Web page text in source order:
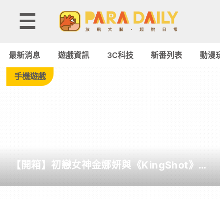
Tag:
線
耳
機
最新消息 遊戲資訊 3C科技 新番列表 動漫
手機遊戲
【開箱】初戀女神金娜妍與《KingShot》再